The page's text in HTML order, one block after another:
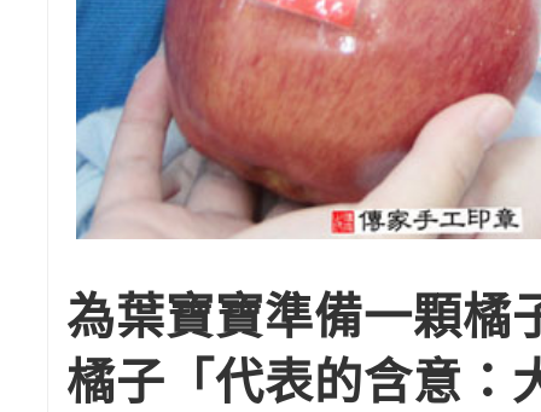
為葉寶寶準備一顆橘
橘子「代表的含意